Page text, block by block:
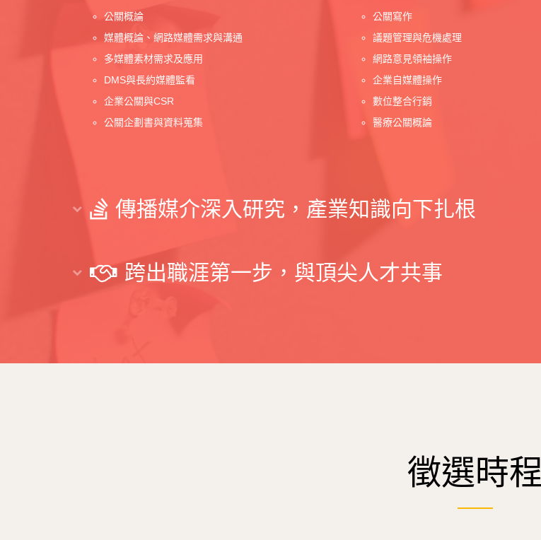
公關概論
媒體概論、網路媒體需求與溝通
多媒體素材需求及應用
DMS與長約媒體監看
企業公關與CSR
公關企劃書與資料蒐集
公關寫作
議題管理與危機處理
網路意見領袖操作
企業自媒體操作
數位整合行銷
醫療公關概論
傳播媒介深入研究，產業知識向下扎根
跨出職涯第一步，與頂尖人才共事
徵選時程